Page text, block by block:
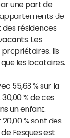
une part de
de
des résidences
Les
Ils
les locataires.
55,63 % sur la
% de ces
un enfant.
% sont des
Fesques est